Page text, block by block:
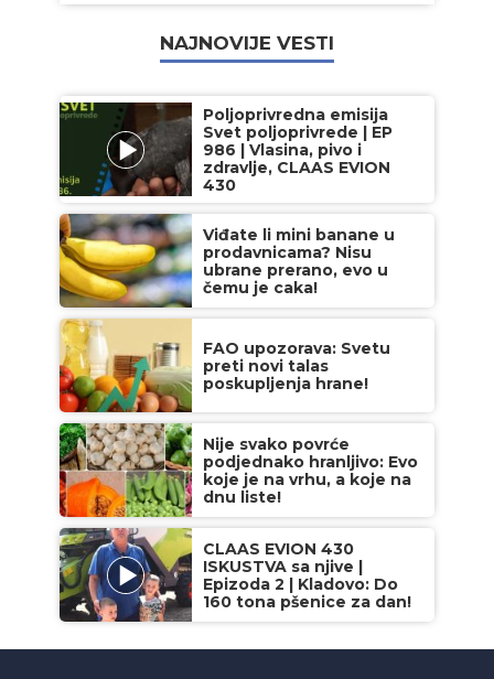
NAJNOVIJE VESTI
Poljoprivredna emisija
Svet poljoprivrede | EP
986 | Vlasina, pivo i
zdravlje, CLAAS EVION
430
Viđate li mini banane u
prodavnicama? Nisu
ubrane prerano, evo u
čemu je caka!
FAO upozorava: Svetu
preti novi talas
poskupljenja hrane!
Nije svako povrće
podjednako hranljivo: Evo
koje je na vrhu, a koje na
dnu liste!
CLAAS EVION 430
ISKUSTVA sa njive |
Epizoda 2 | Kladovo: Do
160 tona pšenice za dan!